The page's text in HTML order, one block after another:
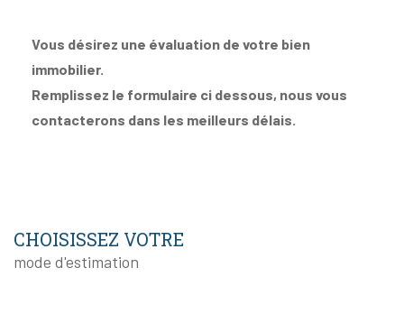
Vous désirez une évaluation de votre bien
immobilier.
Remplissez le formulaire ci dessous, nous vous
contacterons dans les meilleurs délais.
CHOISISSEZ VOTRE
mode d'estimation